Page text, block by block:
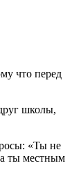
что перед
школы,
«Ты не
ты местным